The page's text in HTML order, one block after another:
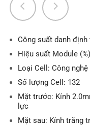
Công suất danh
Hiệu suất Module
Loại Cell: Công
Số lượng Cell: 132
Mặt trước: Kính
lực
Mặt sau: Kính trắng